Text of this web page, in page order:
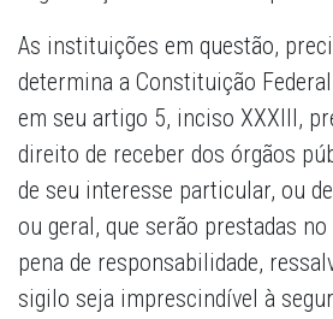
As instituições em questão,
determina a Constituição
em seu artigo 5, inciso XXXIII,
direito de receber dos órgãos
de seu interesse particular, ou
ou geral, que serão prestadas
pena de responsabilidade,
sigilo seja imprescindível à